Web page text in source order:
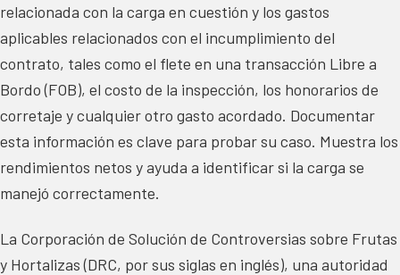
relacionada con la carga en cuestión y los gastos
aplicables relacionados con el incumplimiento del
contrato, tales como el flete en una transacción Libre a
Bordo (FOB), el costo de la inspección, los honorarios de
corretaje y cualquier otro gasto acordado. Documentar
esta información es clave para probar su caso. Muestra los
rendimientos netos y ayuda a identificar si la carga se
manejó correctamente.
La Corporación de Solución de Controversias sobre Frutas
y Hortalizas (DRC, por sus siglas en inglés), una autoridad